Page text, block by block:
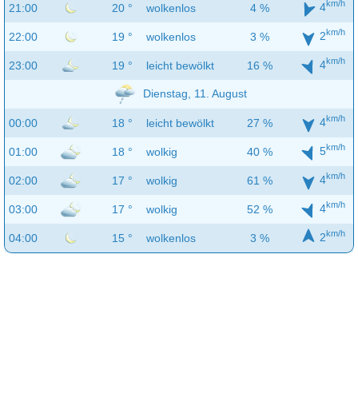
21:00 20 ° wolkenlos 4 % 4km/h
22:00 19 ° wolkenlos 3 % 2km/h
23:00 19 ° leicht bewölkt 16 % 4km/h
Dienstag, 11. August
00:00 18 ° leicht bewölkt 27 % 4km/h
01:00 18 ° wolkig 40 % 5km/h
02:00 17 ° wolkig 61 % 4km/h
03:00 17 ° wolkig 52 % 4km/h
04:00 15 ° wolkenlos 3 % 2km/h